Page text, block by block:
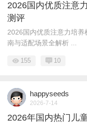
2026国内优质注意
测评
2026国内优质注意力培
南与适配场景全解析 ...
155 10
happyseeds
2026-7-14
2026年国内热门儿